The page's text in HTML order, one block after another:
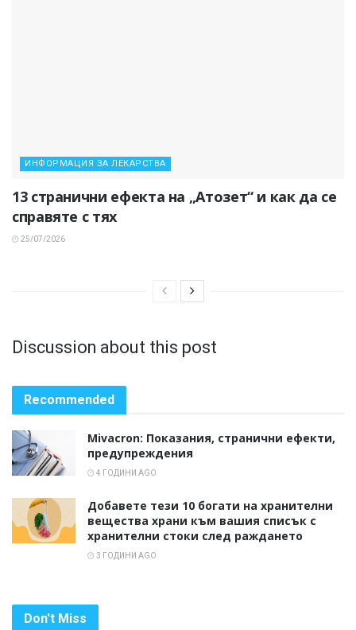
ИНФОРМАЦИЯ ЗА ЛЕКАРСТВА
13 странични ефекта на „Атозет“ и как да се
справяте с тях
25/07/2026
Discussion about this post
Recommended
Mivacron: Показания, странични ефекти,
предупреждения
4 ГОДИНИ AGO
Добавете тези 10 богати на хранителни
вещества храни към вашия списък с
хранителни стоки след раждането
3 ГОДИНИ AGO
Don't Miss